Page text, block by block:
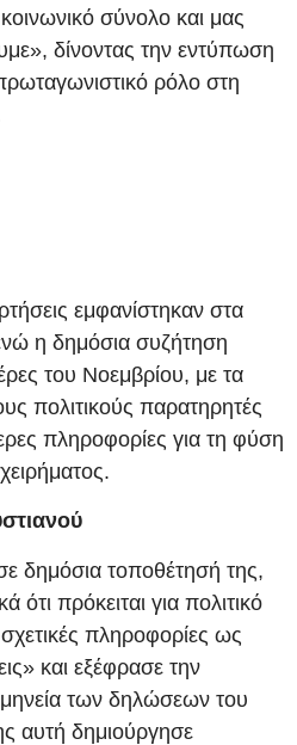
σύνολο και μας
δίνοντας την εντύπωση
ρόλο στη
εμφανίστηκαν στα
η δημόσια συζήτηση
του Νοεμβρίου, με τα
πολιτικούς παρατηρητές
πληροφορίες για τη φύση
δημόσια τοποθέτησή της,
ότι πρόκειται για πολιτικό
πληροφορίες ως
και εξέφρασε την
των δηλώσεων του
αυτή δημιούργησε